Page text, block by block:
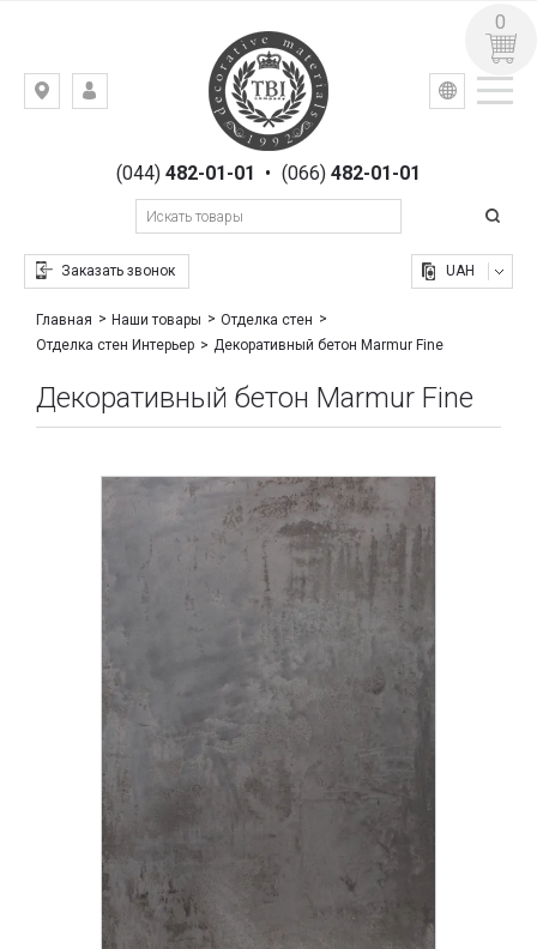
Киев,
Гоголевская,(044)482-01-01 • (066) 482-01-01
Заказать звонок
УКР РУС
UAH
0
Главная Наши товары
Отделка стен
Отделка стен Интерьер
Декоративный бетон Marmur Fine
Декоративный бетон Marmur Fine